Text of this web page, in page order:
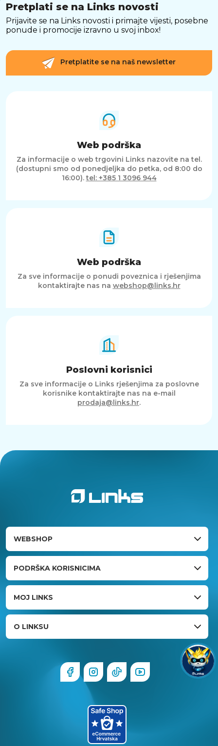
Pretplati se na Links novosti
Prijavite se na Links novosti i primajte vijesti, posebne
ponude i promocije izravno u svoj inbox!
Pretplatite se na naš newsletter
Web podrška
Za informacije o web trgovini Links nazovite na tel.
(dostupni smo od ponedjeljka do petka, od 8:00 do
16:00).tel: +385 1 3096 944
Web podrška
Za sve informacije o ponudi poveznica i rješenjima
kontaktirajte nas na webshop@links.hr
Poslovni korisnici
Za sve informacije o Links rješenjima za poslovne
korisnike kontaktirajte nas na e-mail
prodaja@links.hr.
WEBSHOP
PODRŠKA KORISNICIMA
MOJ LINKS
O LINKSU